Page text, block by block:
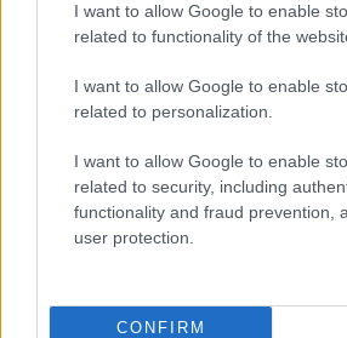
I want to allow Google to enable
related to functionality of the
I want to allow Google to enable
related to personalization.
I want to allow Google to enable
related to security, including
functionality and fraud prevention,
user protection.
CONFIRM
Kedysi boli veľkým
radšej vyhnite. Týchto 7